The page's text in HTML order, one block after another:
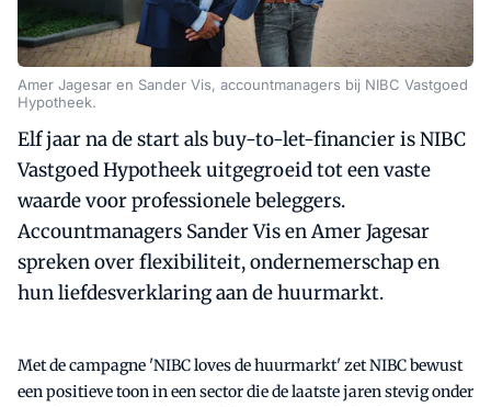
Amer Jagesar en Sander Vis, accountmanagers bij NIBC Vastgoed
Hypotheek.
Elf jaar na de start als buy-to-let-financier is NIBC
Vastgoed Hypotheek uitgegroeid tot een vaste
waarde voor professionele beleggers.
Accountmanagers Sander Vis en Amer Jagesar
spreken over flexibiliteit, ondernemerschap en
hun liefdesverklaring aan de huurmarkt.
Met de campagne 'NIBC loves de huurmarkt' zet NIBC bewust
een positieve toon in een sector die de laatste jaren stevig onder